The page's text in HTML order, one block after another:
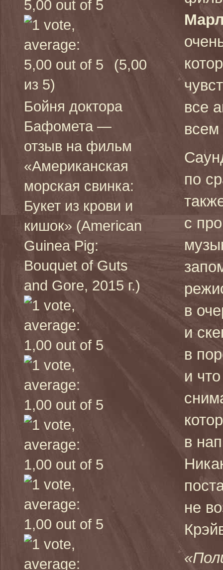
(5,00
из 5)
Бойня доктора
Бафомета —
отзыв на фильм
«Американская
морская свинка:
Букет из крови и
кишок» (American
Guinea Pig:
Bouquet of Guts
and Gore, 2015 г.)
все
по
с
в
и
в
и
в
не